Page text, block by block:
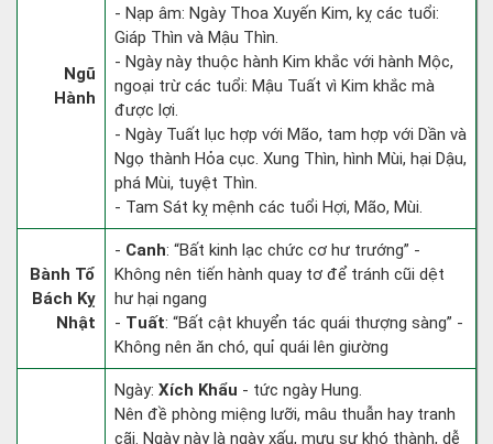
Ngũ
Hành
- Nạp âm: Ngày Thoa Xuyến Kim, kỵ các tuổi:
Giáp Thìn và Mậu Thìn.
- Ngày này thuộc hành Kim khắc với hành Mộc,
ngoại trừ các tuổi: Mậu Tuất vì Kim khắc mà
được lợi.
- Ngày Tuất lục hợp với Mão, tam hợp với Dần và
Ngọ thành Hỏa cục. Xung Thìn, hình Mùi, hại Dậu,
phá Mùi, tuyệt Thìn.
- Tam Sát kỵ mệnh các tuổi Hợi, Mão, Mùi.
Bành Tổ
Bách Kỵ
Nhật
- Canh: “Bất kinh lạc chức cơ hư trướng” -
Không nên tiến hành quay tơ để tránh cũi dệt
hư hại ngang
- Tuất: “Bất cật khuyển tác quái thượng sàng” -
Không nên ăn chó, quỉ quái lên giường
Ngày: Xích Khẩu - tức ngày Hung.
Nên đề phòng miệng lưỡi, mâu thuẫn hay tranh
cãi. Ngày này là ngày xấu, mưu sự khó thành, dễ